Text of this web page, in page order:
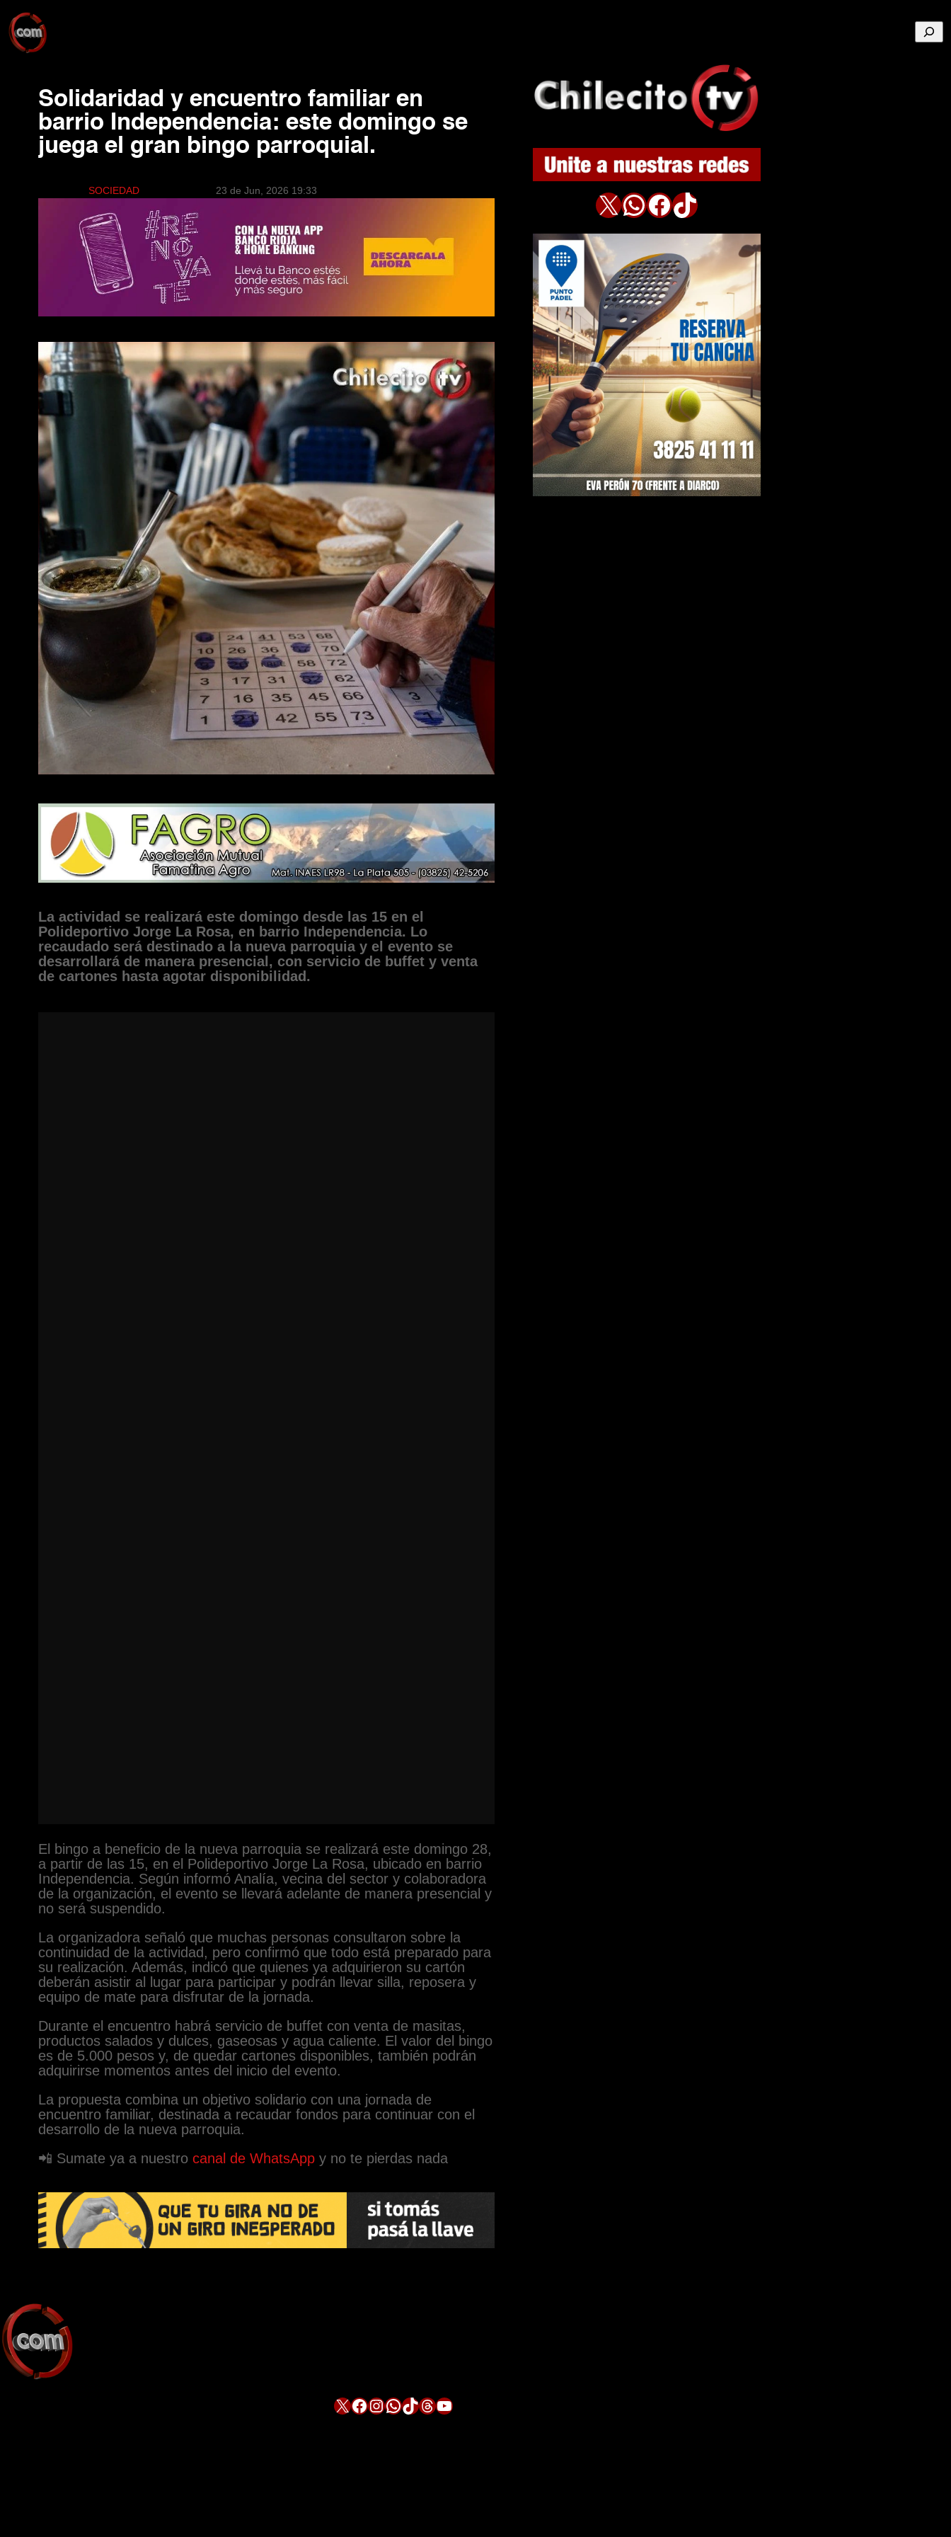
Buscar
Solidaridad y encuentro familiar en
barrio Independencia: este domingo se
juega el gran bingo parroquial.
SOCIEDAD 23 de Jun, 2026 19:33
La actividad se realizará este domingo desde las 15 en el
Polideportivo Jorge La Rosa, en barrio Independencia. Lo
recaudado será destinado a la nueva parroquia y el evento se
desarrollará de manera presencial, con servicio de buffet y venta
de cartones hasta agotar disponibilidad.
El bingo a beneficio de la nueva parroquia se realizará este domingo 28,
a partir de las 15, en el Polideportivo Jorge La Rosa, ubicado en barrio
Independencia. Según informó Analía, vecina del sector y colaboradora
de la organización, el evento se llevará adelante de manera presencial y
no será suspendido.
La organizadora señaló que muchas personas consultaron sobre la
continuidad de la actividad, pero confirmó que todo está preparado para
su realización. Además, indicó que quienes ya adquirieron su cartón
deberán asistir al lugar para participar y podrán llevar silla, reposera y
equipo de mate para disfrutar de la jornada.
Durante el encuentro habrá servicio de buffet con venta de masitas,
productos salados y dulces, gaseosas y agua caliente. El valor del bingo
es de 5.000 pesos y, de quedar cartones disponibles, también podrán
adquirirse momentos antes del inicio del evento.
La propuesta combina un objetivo solidario con una jornada de
encuentro familiar, destinada a recaudar fondos para continuar con el
desarrollo de la nueva parroquia.
📲 Sumate ya a nuestro canal de WhatsAppy no te pierdas nada
X WhatsApp Facebook TikTok
X Facebook InstagramWhatsApp TikTok Threads YouTube